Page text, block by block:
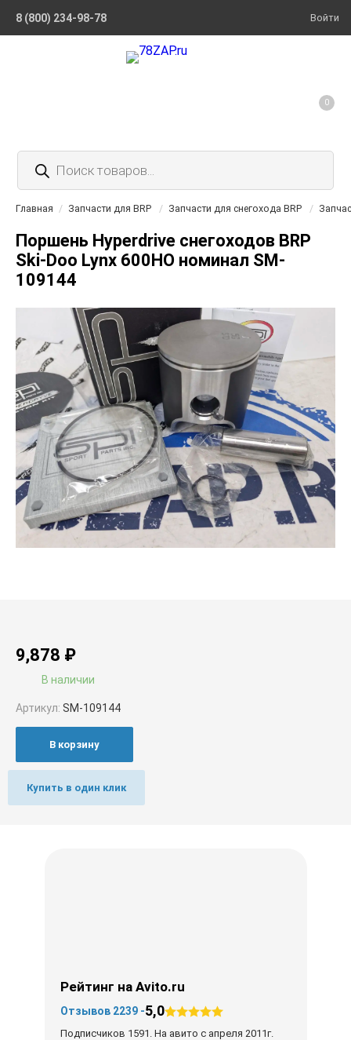
8 (800) 234-98-78 Войти
Поиск
товаров
0
Главная / Запчасти для BRP / Запчасти для снегохода BRP /
Поршень Hyperdrive снегоходов BRP
Ski-Doo Lynx 600HO номинал SM-
109144
9,878 ₽
В наличии
Артикул: SM-109144
В корзину
Купить в один клик
Рейтинг на Avito.ru
Отзывов 2239 -5,0
Подписчиков 1591. На авито с апреля 2011г.